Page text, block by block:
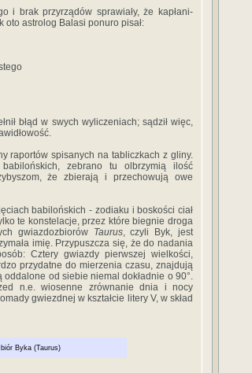
i brak przyrządów sprawiały, że kapłani-
astrolog Balasi ponuro pisał:
błąd w swych wyliczeniach; sądził więc,
raportów spisanych na tabliczkach z gliny.
zebrano tu olbrzymią ilość
że zbierają i przechowują owe
babilońskich - zodiaku i boskości ciał
te konstelacje, przez które biegnie droga
gwiazdozbiorów Taurus, czyli Byk, jest
imię. Przypuszcza się, że do nadania
Cztery gwiazdy pierwszej wielkości,
przydatne do mierzenia czasu, znajdują
od siebie niemal dokładnie o 90°.
n.e. wiosenne zrównanie dnia i nocy
gwiezdnej w kształcie litery V, w skład
Byka (Taurus)